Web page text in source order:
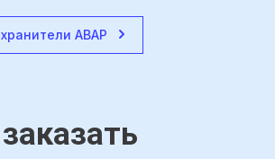
АВАР